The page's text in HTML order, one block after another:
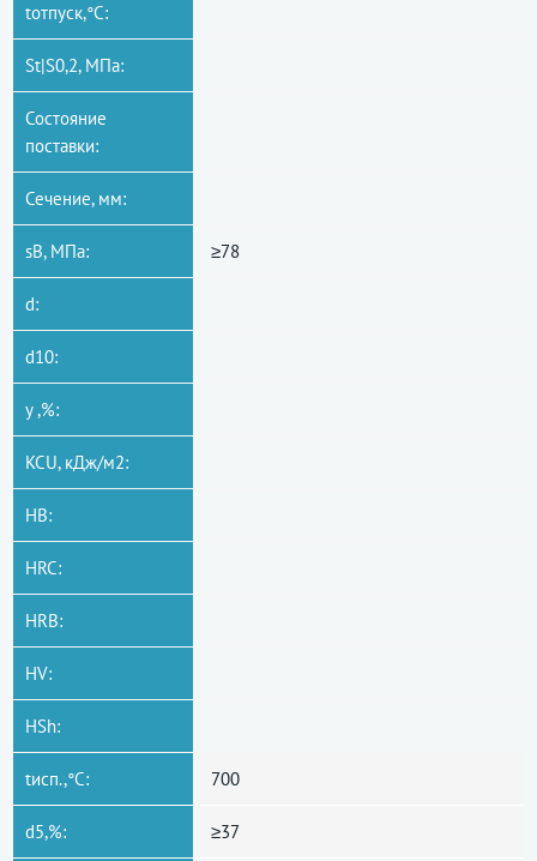
tотпуск,°C:
St|S0,2, МПа:
Состояние
поставки:
Сечение, мм:
sB, МПа: ≥78
d:
d10:
y ,%:
KCU, кДж/м2:
HB:
HRC:
HRB:
HV:
HSh:
tисп.,°C: 700
d5,%: ≥37